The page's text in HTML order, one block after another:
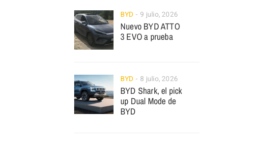
BYD 9 julio, 2026
Nuevo BYD ATTO
3 EVO a prueba
BYD 8 julio, 2026
BYD Shark, el pick
up Dual Mode de
BYD